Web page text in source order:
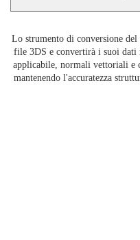
Lo strumento di conversione
file 3DS e convertirà i suoi
applicabile, normali vettoriali e
mantenendo l'accuratezza